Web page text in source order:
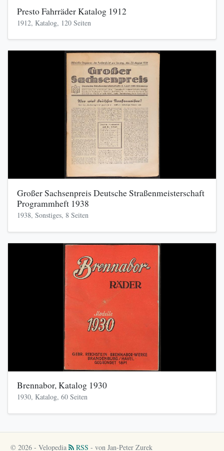
Presto Fahrräder Katalog 1912
1912, Katalog, 120 Seiten
Großer Sachsenpreis Deutsche Straßenmeisterschaft
Programmheft 1938
1938, Sonstiges, 8 Seiten
Brennabor, Katalog 1930
1930, Katalog, 60 Seiten
© 2026 - Velopedia RSS - von Jan-Peter Zurek